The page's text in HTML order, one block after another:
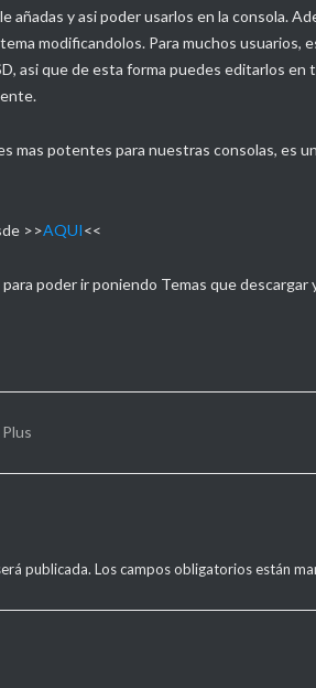
añadas y asi poder usarlos en la consola.
modificandolos. Para muchos usuarios,
asi que de esta forma puedes editarlos
mas potentes para nuestras consolas, es
>>AQUI<<
poder ir poniendo Temas que descargar
publicada. Los campos obligatorios están